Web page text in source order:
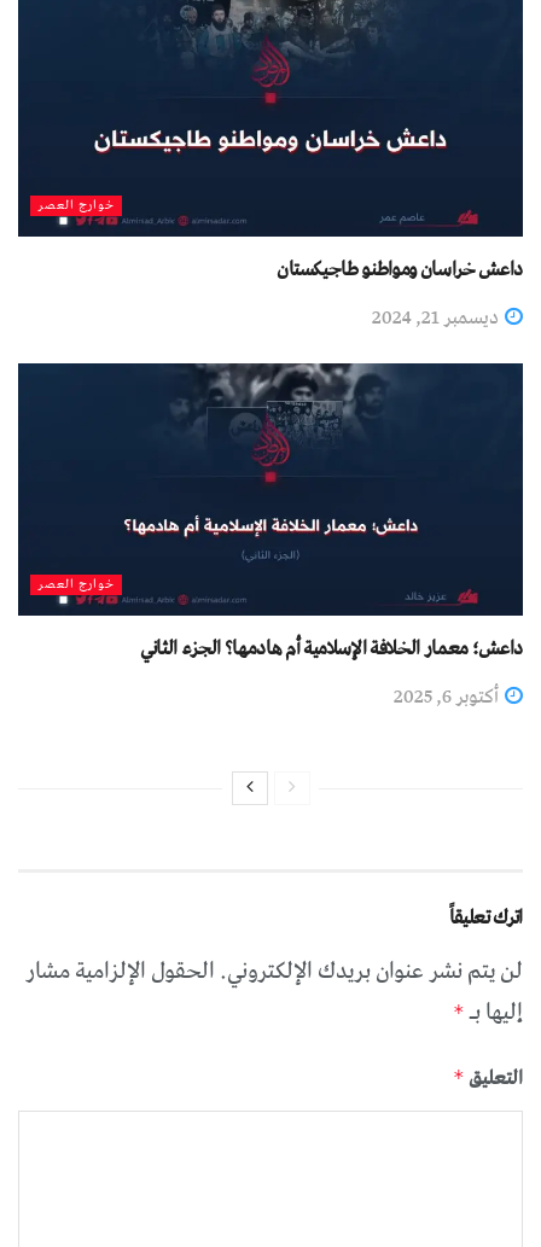
خوارج العصر
داعش خراسان ومواطنو طاجيكستان
ديسمبر 21, 2024
خوارج العصر
داعش؛ معمار الخلافة الإسلامية أم هادمها؟ الجزء الثاني
أكتوبر 6, 2025
اترك تعليقاً
لن يتم نشر عنوان بريدك الإلكتروني.الحقول الإلزامية مشار
إليها بـ *
التعليق *